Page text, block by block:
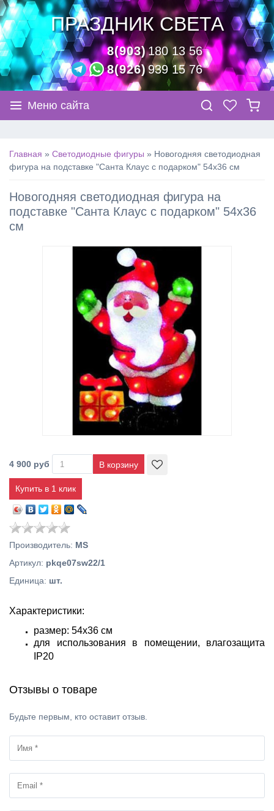
ПРАЗДНИК СВЕТА
8(903)180 13 56
8(926)939 15 76
Меню сайта
Главная » Светодиодные фигуры » Новогодняя светодиодная
фигура на подставке "Санта Клаус с подарком" 54х36 см
Новогодняя светодиодная фигура на
подставке "Санта Клаус с подарком" 54х36
см
4 900 руб
Купить в 1 клик
Производитель: MS
Артикул: pkqe07sw22/1
Единица: шт.
Характеристики:
размер: 54х36 см
для использования в помещении, влагозащита
IP20
Отзывы о товаре
Будьте первым, кто оставит отзыв.